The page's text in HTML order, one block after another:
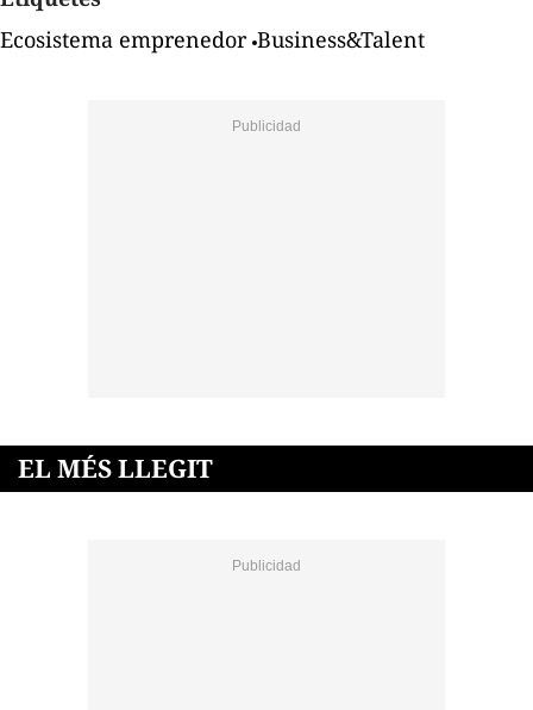
Ecosistema emprenedor Business&Talent
EL MÉS LLEGIT